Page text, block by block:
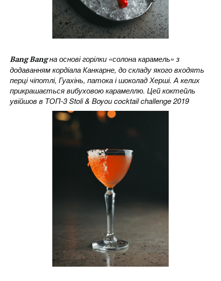
Bang Bangна основі горілки «солона карамель» з
додаванням кордіала Канкарне, до складу якого входять
перці чіпотлі, Гуахінь, патока і шоколад Херші. А келих
прикрашається вибуховою карамеллю. Цей коктейль
увійшов в ТОП-3 Stoli & Boyou cocktail challenge 2019